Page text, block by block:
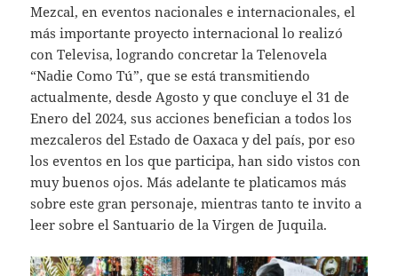
Mezcal, en eventos nacionales e internacionales, el
más importante proyecto internacional lo realizó
con Televisa, logrando concretar la Telenovela
“Nadie Como Tú”, que se está transmitiendo
actualmente, desde Agosto y que concluye el 31 de
Enero del 2024, sus acciones benefician a todos los
mezcaleros del Estado de Oaxaca y del país, por eso
los eventos en los que participa, han sido vistos con
muy buenos ojos. Más adelante te platicamos más
sobre este gran personaje, mientras tanto te invito a
leer sobre el Santuario de la Virgen de Juquila.